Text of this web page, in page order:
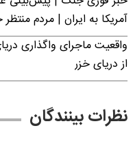
آمریکا به ایران | مردم
واقعیت ماجرای واگذاری
از دریای خزر
نظرات بینندگان